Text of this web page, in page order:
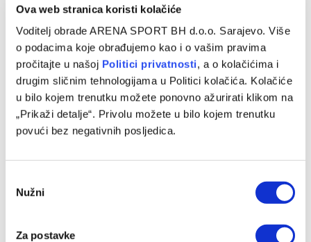
Ova web stranica koristi kolačiće
Voditelj obrade ARENA SPORT BH d.o.o. Sarajevo. Više
o podacima koje obrađujemo kao i o vašim pravima
pročitajte u našoj Politici privatnosti, a o kolačićima i
drugim sličnim tehnologijama u Politici kolačića. Kolačiće
u bilo kojem trenutku možete ponovno ažurirati klikom na
„Prikaži detalje“. Privolu možete u bilo kojem trenutku
povući bez negativnih posljedica.
Selection
Nužni
Za postavke
Džumhur opravdao ulogu favorita u Poljskoj
04/08/2026